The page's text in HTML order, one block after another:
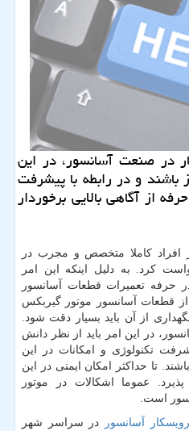
در صنعت آسانسور، در این
باشند و در رابطه با پیشرفت
از آگاهی بالایی برخوردار
افراد کاملا متخصص و مجرب در
کرد. به دلیل اینکه این امر
حرفه تعمیرات قطعات آسانسور
قطعات آسانسور موتور گیربکس
از آن باید بسیار دقت شود.
در این امر باید از نظر دانش
تکنولوژی و امکانات در این
تا حداکثر امکان ایمنی در این
عموما اشکالات در موتور
است.
آسانسور
در سراسر شهر